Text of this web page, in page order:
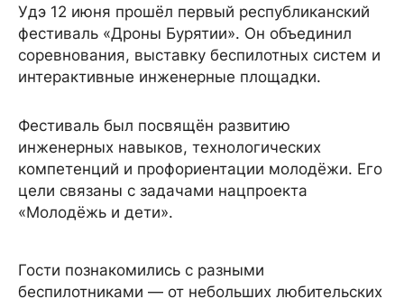
Удэ 12 июня прошёл первый республиканский
фестиваль «Дроны Бурятии». Он объединил
соревнования, выставку беспилотных систем и
интерактивные инженерные площадки.
Фестиваль был посвящён развитию
инженерных навыков, технологических
компетенций и профориентации молодёжи. Его
цели связаны с задачами нацпроекта
«Молодёжь и дети».
Гости познакомились с разными
беспилотниками — от небольших любительских